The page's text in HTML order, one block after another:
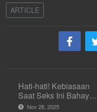
ARTICLE
Hati-hati! Kebiasaan
Saat Seks Ini Bahaya
untuk Vagina
Nov 28, 2025